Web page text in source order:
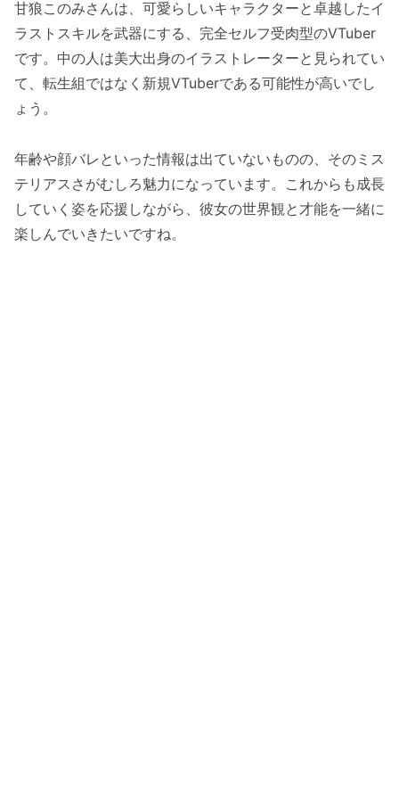
甘狼このみさんは、可愛らしいキャラクターと卓越したイ
ラストスキルを武器にする、完全セルフ受肉型のVTuber
です。中の人は美大出身のイラストレーターと見られてい
て、転生組ではなく新規VTuberである可能性が高いでし
ょう。
年齢や顔バレといった情報は出ていないものの、そのミス
テリアスさがむしろ魅力になっています。これからも成長
していく姿を応援しながら、彼女の世界観と才能を一緒に
楽しんでいきたいですね。